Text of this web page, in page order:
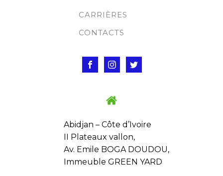
CARRIÈRES
CONTACTS
Abidjan – Côte d’Ivoire
II Plateaux vallon,
Av. Emile BOGA DOUDOU,
Immeuble GREEN YARD